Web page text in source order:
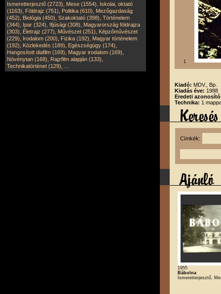
Ismeretterjesztő (2723), Mese (1554), Iskolai, oktató
(1163), Földrajz (751), Politika (610), Mezőgazdaság
(452), Biológia (450), Szakoktató (398), Történelem
(344), Ipar (324), Ifjúsági (308), Magyarország földrajza
(303), Életrajz (277), Művészet (251), Képzőművészet
(229), Irodalom (200), Fizika (192), Magyar történelem
(192), Közlekedés (189), Egészségügy (174),
Hangosított diafilm (169), Magyar irodalom (169),
Növénytan (168), Rajzfilm alapján (133),
Technikatörténet (129),
1
Kiadó: MDV., Bp.
Kiadás éve: 1988
Eredeti
Technika: 1
Címkék:
1955
Bábolna
Ismeretterjesztő,